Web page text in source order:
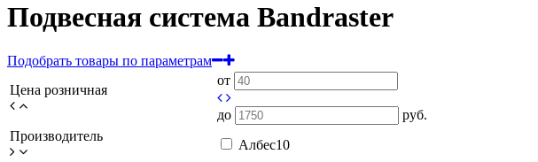
Подвесная система Bandraster
Подобрать товары по параметрам
Цена розничная
от
до
руб.
Производитель
Албес10